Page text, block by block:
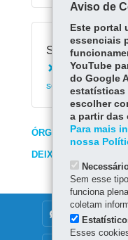
Serviços
Solicitar
social do Paraná
ÓRGÃO
DEIXE SUA OPINIÃO
DENUNCIE
Aviso de
Este portal
essenciais
YouTube
do Google
estatísticas
escolher
a partir das
Para mais
nossa
Sem esse
funciona
coletam
Esses